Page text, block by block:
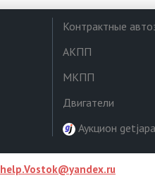
Контрактные
АКПП
МКПП
Двигатели
Аукцион
help.Vostok@yandex.ru